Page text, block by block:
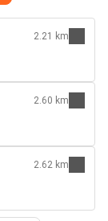
2.21 km
2.60 km
2.62 km